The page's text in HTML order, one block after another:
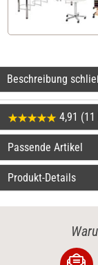
Beschreibung
4,91
Passende Artikel
Produkt-Details